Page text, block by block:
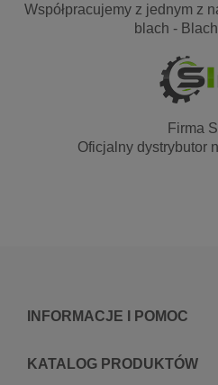
Współpracujemy z jednym z
blach -
Firma
Oficjalny dystrybutor
INFORMACJE I POMOC
KATALOG PRODUKTÓW